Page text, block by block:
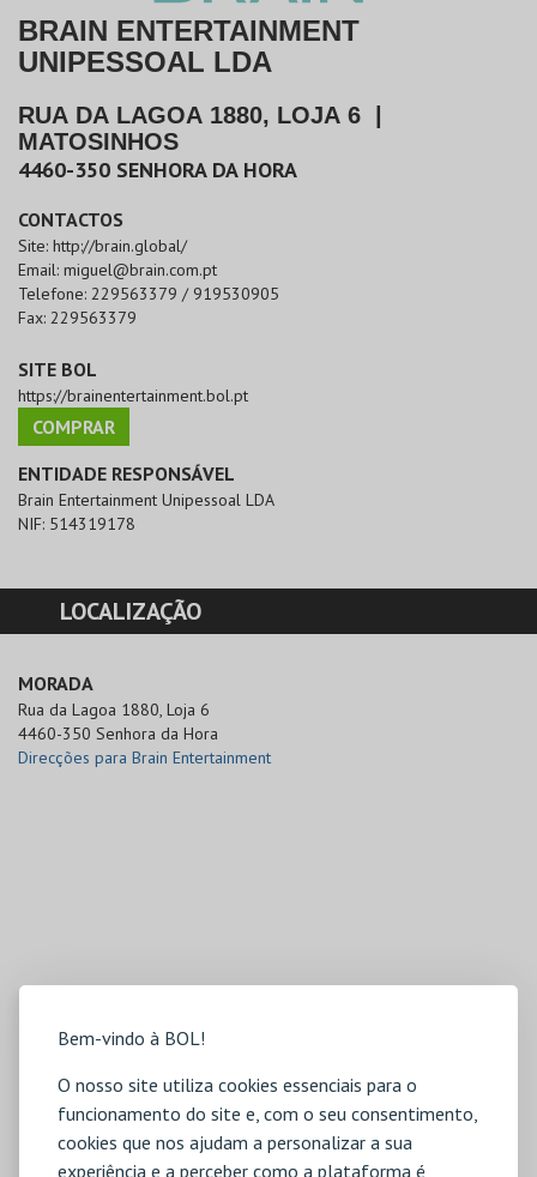
Bem-vindo à BOL!
O nosso site utiliza cookies essenciais para o
funcionamento do site e, com o seu consentimento,
cookies que nos ajudam a personalizar a sua
experiência e a perceber como a plataforma é
BRAIN ENTERTAINMENT
UNIPESSOAL LDA
RUA DA LAGOA 1880, LOJA 6
MATOSINHOS
4460-350 SENHORA DA HORA
CONTACTOS
Site: http://brain.global/
Email: miguel@brain.com.pt
Telefone: 229563379 / 919530905
Fax: 229563379
SITE BOL
https://brainentertainment.bol.pt
COMPRAR
ENTIDADE RESPONSÁVEL
Brain Entertainment Unipessoal LDA
NIF: 514319178
LOCALIZAÇÃO
MORADA
Rua da Lagoa 1880, Loja 6
4460-350 Senhora da Hora
Direcções para Brain Entertainment